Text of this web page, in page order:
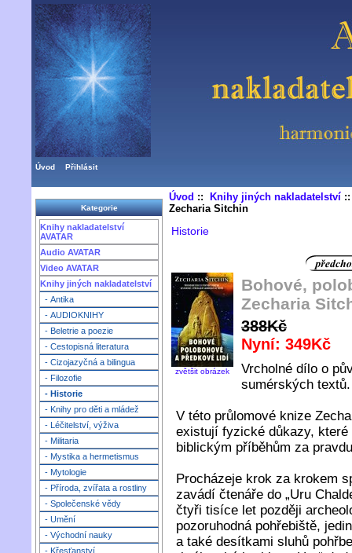
Úvod Přihlásit
Kategorie
Knihy nakladatelství
AVATAR
Audio AVATAR
Video AVATAR
Knihy jiných nakladatelství
- Antika
- AUDIOKNIHY
- Beletrie a poezie
- Cestopisná literatura
- Cizojazyčná a bilingua
- Filozofie
- Historie
- Knihy pro děti a mládež
- Léčitelství, výživa
- Militaria
- Mystika a hermetismus
- Mytologie
- Příroda, zvířata a rostliny
- Společenské vědy
- Umění
- Východní nauky
- Křesťanství
Úvod :: Knihy jiných nakladatelství
Zecharia Sitchin
Historie
zvětšit obrázek
Bohové,
Zecharia
388Kč
Nyní: 349Kč
Vrcholné dílo o
sumérských textů.
V této průlomové knize
existují fyzické důkazy,
biblickým příběhům za
Procházeje krok za krokem
zavádí čtenáře do „Uru
čtyři tisíce let později
pozoruhodná pohřebiště,
a také desítkami sluhů